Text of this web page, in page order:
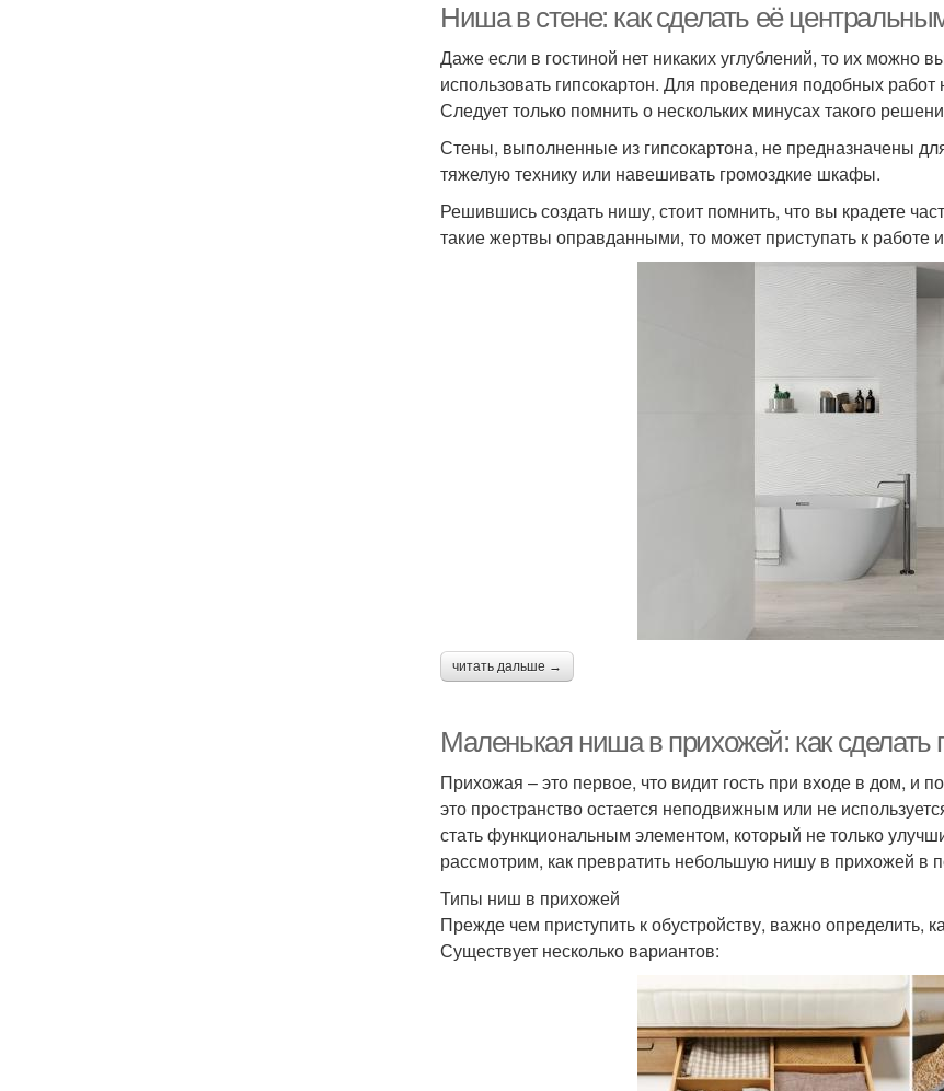
Ниша в стене: как сделать её
Даже если в гостиной нет никаких углублений, то их можно
использовать гипсокартон. Для проведения подобных
Следует только помнить о нескольких минусах такого
Стены, выполненные из гипсокартона, не предназначены
тяжелую технику или навешивать громоздкие шкафы.
Решившись создать нишу, стоит помнить, что вы крадете
такие жертвы оправданными, то может приступать к работе
читать дальше →
Маленькая ниша в прихожей: как
Прихожая – это первое, что видит гость при входе в дом, и
это пространство остается неподвижным или не
стать функциональным элементом, который не только
рассмотрим, как превратить небольшую нишу в прихожей в
Типы ниш в прихожей
Прежде чем приступить к обустройству, важно определить,
Существует несколько вариантов: